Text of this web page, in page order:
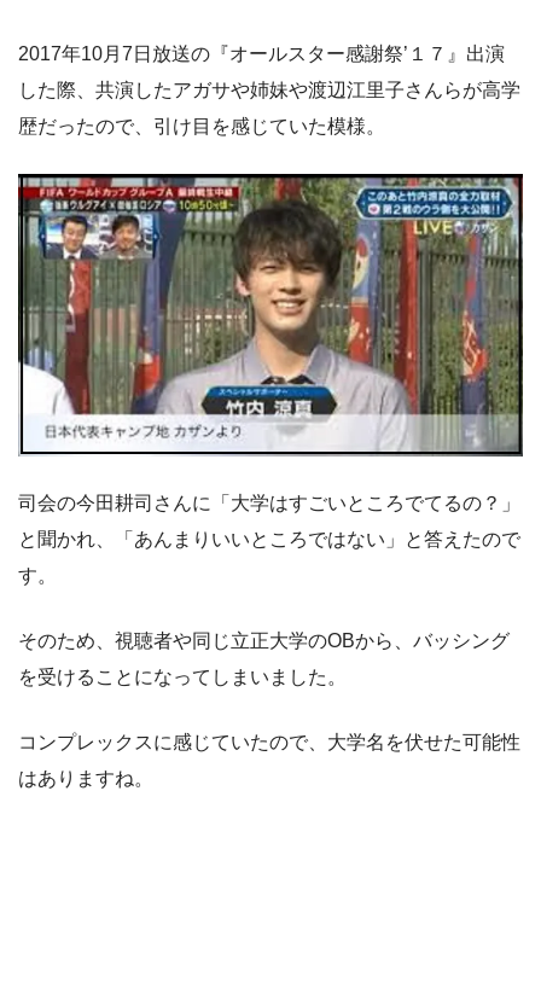
2017年10月7日放送の『オールスター感謝祭’１７』出演
した際、共演したアガサや姉妹や渡辺江里子さんらが高学
歴だったので、引け目を感じていた模様。
司会の今田耕司さんに「大学はすごいところでてるの？」
と聞かれ、「あんまりいいところではない」と答えたので
す。
そのため、視聴者や同じ立正大学のOBから、バッシング
を受けることになってしまいました。
コンプレックスに感じていたので、大学名を伏せた可能性
はありますね。